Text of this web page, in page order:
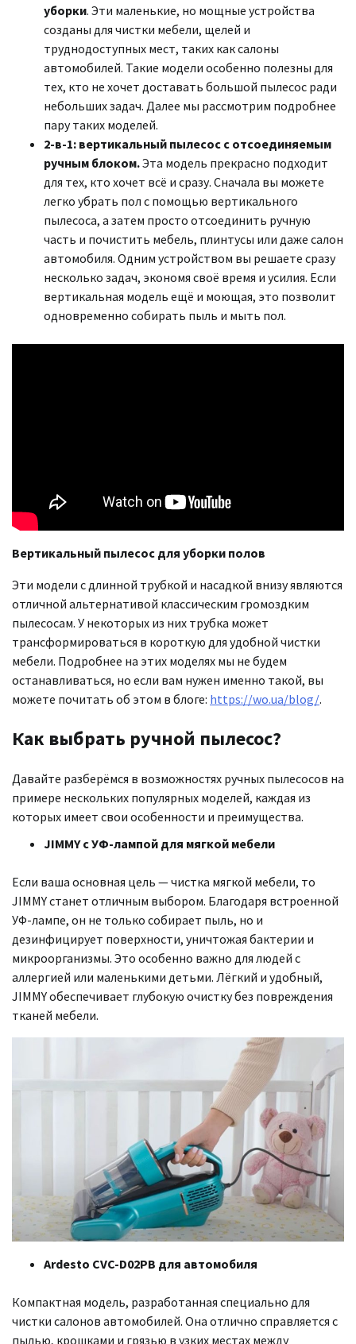
уборки. Эти маленькие, но мощные устройства
созданы для чистки мебели, щелей и
труднодоступных мест, таких как салоны
автомобилей. Такие модели особенно полезны для
тех, кто не хочет доставать большой пылесос ради
небольших задач. Далее мы рассмотрим подробнее
пару таких моделей.
2-в-1: вертикальный пылесос с отсоединяемым
ручным блоком.Эта модель прекрасно подходит
для тех, кто хочет всё и сразу. Сначала вы можете
легко убрать пол с помощью вертикального
пылесоса, а затем просто отсоединить ручную
часть и почистить мебель, плинтусы или даже салон
автомобиля. Одним устройством вы решаете сразу
несколько задач, экономя своё время и усилия. Если
вертикальная модель ещё и моющая, это позволит
одновременно собирать пыль и мыть пол.
Вертикальный пылесос для уборки полов
Эти модели с длинной трубкой и насадкой внизу являются
отличной альтернативой классическим громоздким
пылесосам. У некоторых из них трубка может
трансформироваться в короткую для удобной чистки
мебели. Подробнее на этих моделях мы не будем
останавливаться, но если вам нужен именно такой, вы
можете почитать об этом в блоге: https://wo.ua/blog/.
Как выбрать ручной пылесос?
Давайте разберёмся в возможностях ручных пылесосов на
примере нескольких популярных моделей, каждая из
которых имеет свои особенности и преимущества.
JIMMY с УФ-лампой для мягкой мебели
Если ваша основная цель — чистка мягкой мебели, то
JIMMY станет отличным выбором. Благодаря встроенной
УФ-лампе, он не только собирает пыль, но и
дезинфицирует поверхности, уничтожая бактерии и
микроорганизмы. Это особенно важно для людей с
аллергией или маленькими детьми. Лёгкий и удобный,
JIMMY обеспечивает глубокую очистку без повреждения
тканей мебели.
Ardesto CVC-D02PB для автомобиля
Компактная модель, разработанная специально для
чистки салонов автомобилей. Она отлично справляется с
пылью, крошками и грязью в узких местах между